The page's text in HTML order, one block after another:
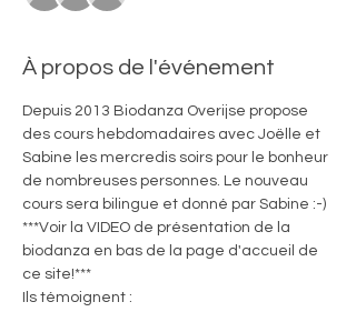
À propos de l'événement
Depuis 2013 Biodanza Overijse propose
des cours hebdomadaires avec Joëlle et
Sabine les mercredis soirs pour le bonheur
de nombreuses personnes. Le nouveau
cours sera bilingue et donné par Sabine :-)
***Voir la VIDEO de présentation de la
biodanza en bas de la page d'accueil de
ce site!***
Ils témoignent :